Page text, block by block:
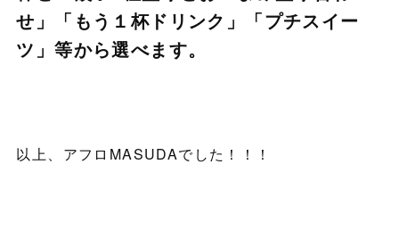
せ」「もう１杯ドリンク」「プチスイー
ツ」等から選べます。
以上、アフロMASUDAでした！！！